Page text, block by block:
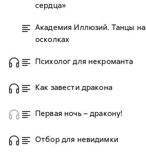
сердца»
Академия Иллюзий. Танцы на
осколках
Психолог для некроманта
Как завести дракона
Первая ночь – дракону!
Отбор для невидимки